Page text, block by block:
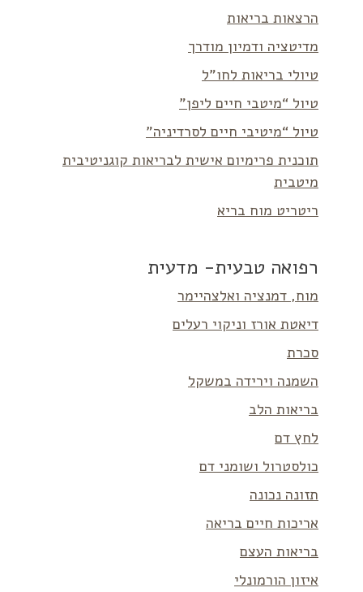
הרצאות בריאות
מדיטציה ודמיון מודרך
טיולי בריאות לחו”ל
טיול “מיטבי חיים ליפן”
טיול “מיטיבי חיים לסרדיניה”
תוכנית פרימיום אישית לבריאות קוגניטיבית
מיטבית
ריטריט מוח בריא
רפואה טבעית- מדעית
מוח, דמנציה ואלצהיימר
דיאטת אורז וניקוי רעלים
סכרת
השמנה וירידה במשקל
בריאות הלב
לחץ דם
כולסטרול ושומני דם
תזונה נכונה
אריכות חיים בריאה
בריאות העצם
איזון הורמונלי